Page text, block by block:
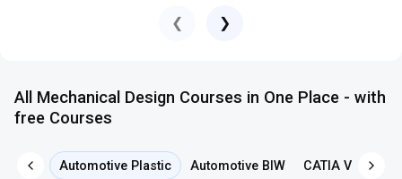
❮ ❯
All Mechanical Design Courses in One Place - with
free Courses
Automotive Plastic Automotive BIW CATIA V5